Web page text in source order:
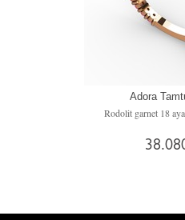
Adora
Rodolit garnet 18